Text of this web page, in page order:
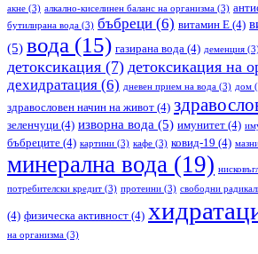
акне (3) алкално-киселинен баланс на организма (3)
бутилирана вода (3) бъбреци (6) витамин Е (4)
(5) вода (15) газирана вода (4) деменция
детоксикация (7) детоксикация на
дехидратация (6) дневен прием на вода (3) дом
здравословен начин на живот (4)
зеленчуци (4) изворна вода (5) имунитет (4)
бъбреците (4) картини (3) кафе (3) ковид-19 (4)
минерална вода (19)
потребителски кредит (3) протеини (3) свободни
(4) физическа активност (4)
на организма (3)